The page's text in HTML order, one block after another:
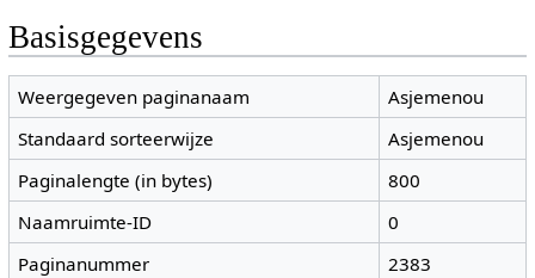
Basisgegevens
Weergegeven paginanaam
Asjemenou
Standaard sorteerwijze
Asjemenou
Paginalengte (in bytes)
800
Naamruimte-ID
0
Paginanummer
2383